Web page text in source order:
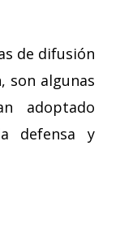
de difusión
son algunas
adoptado
defensa y